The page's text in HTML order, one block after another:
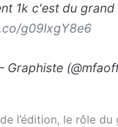
1k c'est du
g09lxgY8e6
Graphiste
l’édition, le rôle